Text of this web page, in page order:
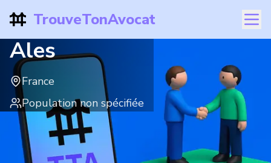
TrouveTonAvocat
Ales
France
Population non spécifiée